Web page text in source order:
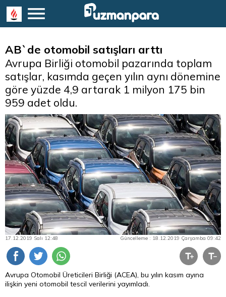
AB`de otomobil satışları arttı
Avrupa Birliği otomobil pazarında toplam
satışlar, kasımda geçen yılın aynı dönemine
göre yüzde 4,9 artarak 1 milyon 175 bin
959 adet oldu.
17.12.2019 Salı 12:48 Güncelleme : 18.12.2019 Çarşamba 09:42
Avrupa Otomobil Üreticileri Birliği (ACEA), bu yılın kasım ayına
ilişkin yeni otomobil tescil verilerini yayımladı.